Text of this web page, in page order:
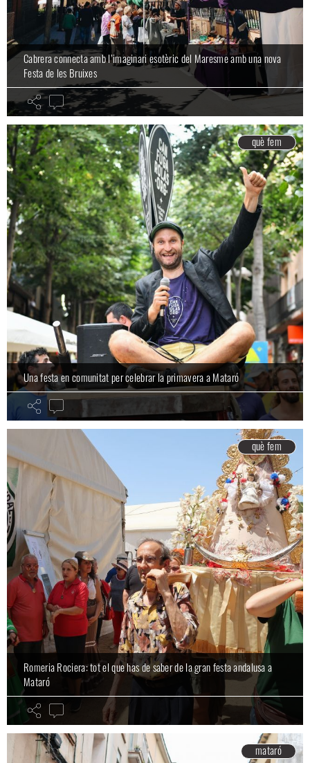
Cabrera connecta amb l’imaginari esotèric del Maresme amb una nova
Festa de les Bruixes
què fem
Una festa en comunitat per celebrar la primavera a Mataró
què fem
Romeria Rociera: tot el que has de saber de la gran festa andalusa a
Mataró
mataró